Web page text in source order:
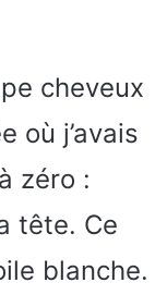
cheveux
où j’avais
zéro :
tête. Ce
blanche.